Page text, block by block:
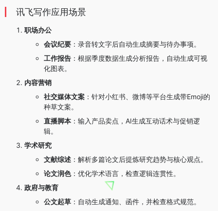
讯飞写作应用场景
职场办公
会议纪要 ：录音转文字后自动生成摘要与待办事项。
工作报告 ：根据季度数据生成分析报告，自动生成可视
化图表。
内容营销
社交媒体文案 ：针对小红书、微博等平台生成带Emoji的
种草文案。
直播脚本 ：输入产品卖点，AI生成互动话术与促销逻
辑。
学术研究
文献综述 ：解析多篇论文后提炼研究趋势与核心观点。
论文润色：优化学术语言，检查逻辑连贯性。
政府与教育
公文起草 ：自动生成通知、函件，并检查格式规范。